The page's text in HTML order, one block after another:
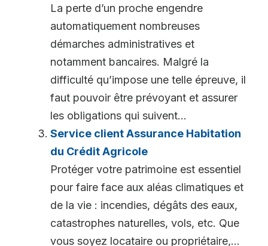
La perte d’un proche engendre
automatiquement nombreuses
démarches administratives et
notamment bancaires. Malgré la
difficulté qu’impose une telle épreuve, il
faut pouvoir être prévoyant et assurer
les obligations qui suivent...
Service client Assurance Habitation
du Crédit Agricole
Protéger votre patrimoine est essentiel
pour faire face aux aléas climatiques et
de la vie : incendies, dégâts des eaux,
catastrophes naturelles, vols, etc. Que
vous soyez locataire ou propriétaire,...